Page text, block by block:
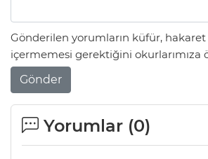
Gönderilen yorumların küfür,
içermemesi gerektiğini okurlarımıza
Gönder
Yorumlar (0)